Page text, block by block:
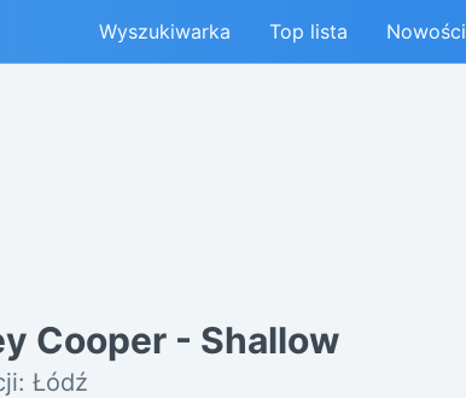
Wyszukiwarka Top lista Nowości
Cooper - Shallow
Łódź